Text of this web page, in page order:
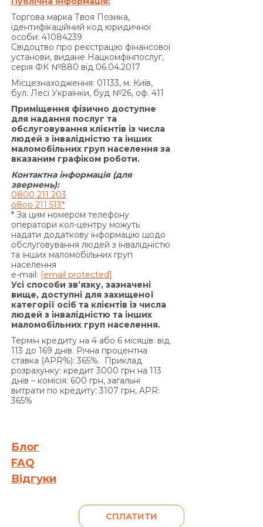
порушення виконання зобов’язань на підставі
Договору, не може перевищувати половини
суми Кредиту, одержаної Позичальником від
Кредитодавця за Договором, і не може бути
збільшена за домовленістю Сторін.»
За договором про надання кредиту по
продукту «Кредит 4/6 місяців»:
«У разі прострочення виконання
Позичальником грошового зобов’язання зі
сплати процентів за користування Кредитом та/
або Комісії за видачу Кредиту (якщо умови
Договору передбачають сплату комісії за
видачу Кредиту) та/або Комісії за видачу у
Кредит додаткових грошових коштів (якщо
умови додаткової угоди до Договору
передбачають сплату комісії за видачу у Кредит
додаткових грошових коштів) та/або суми
Кредиту у визначені цим Договором терміни,
на підставі положень частини 2 статті 625
Цивільного кодексу України Кредитодавець
має право вимагати, а Позичальник
зобов’язаний сплатити Кредитодавцю суму
заборгованості з урахуванням 3700 (три тисячі
сімсот) процентів річних від простроченої суми
заборгованості. Проценти річних, зазначені в
цьому пункті вище, нараховуються за кожен
день прострочення на суму заборгованості, що
включає прострочені проценти за користування
Кредитом та/або суму простроченої Комісії за
грошових коштів (якщо умови додаткової угоди
до Договору передбачають сплату комісії за
видачу у Кредит додаткових грошових коштів)
нараховуються на раніше нараховані проценти
на підставі статті 625 Цивільного кодексу
Торгова марка Твоя Позика,
ідентифікаційний код юридичної
особи: 41084239
Свідоцтво про реєстрацію фінансової
установи, видане Нацкомфінпослуг,
серія ФК №880 від 06.04.2017
Місцезнаходження: 01133, м. Київ,
бул. Лесі Українки, буд №26, оф. 411
Приміщення фізично доступне
для надання послуг та
обслуговування клієнтів із числа
людей з інвалідністю та інших
маломобільних груп населення за
вказаним графіком роботи.
Контактна інформація (для
звернень):
0800 211 203
o8oo 211 513*
* За цим номером телефону
оператори кол-центру можуть
надати додаткову інформацію щодо
обслуговування людей з інвалідністю
та інших маломобільних груп
населення
e-mail: [email protected]
Усі способи зв’язку, зазначені
вище, доступні для захищеної
категорії осіб та клієнтів із числа
людей з інвалідністю та інших
маломобільних груп населення.
Термін кредиту на 4 або 6 місяців: від
113 до 169 днів. Річна процентна
ставка (APR%): 365%. Приклад
розрахунку: кредит 3000 грн на 113
днів – комісія: 600 грн, загальні
витрати по кредиту: 3107 грн, APR:
365%
Блог
FAQ
Відгуки
СПЛАТИТИ